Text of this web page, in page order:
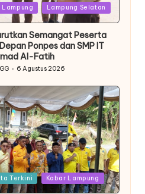
Lampung Lampung Selatan
Semangat Peserta
Ponpes dan SMP IT
Al-Fatih
6 Agustus 2026
Terkini Kabar Lampung